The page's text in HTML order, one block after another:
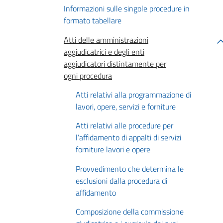
Informazioni sulle singole procedure in
formato tabellare
Atti delle amministrazioni
aggiudicatrici e degli enti
aggiudicatori distintamente per
ogni procedura
Atti relativi alla programmazione di
lavori, opere, servizi e forniture
Atti relativi alle procedure per
l’affidamento di appalti di servizi
forniture lavori e opere
Provvedimento che determina le
esclusioni dalla procedura di
affidamento
Composizione della commissione